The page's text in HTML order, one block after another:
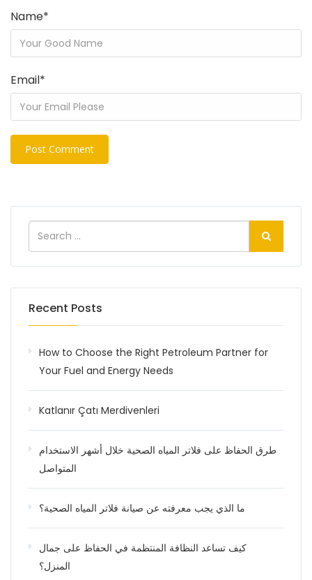
Name*
Email*
Recent Posts
How to Choose the Right Petroleum Partner for
Your Fuel and Energy Needs
Katlanır Çatı Merdivenleri
طرق الحفاظ على فلاتر المياه الصحية خلال أشهر الاستخدام
المتواصل
ما الذي يجب معرفته عن صيانة فلاتر المياه الصحية؟
كيف تساعد النظافة المنتظمة في الحفاظ على جمال
المنزل؟